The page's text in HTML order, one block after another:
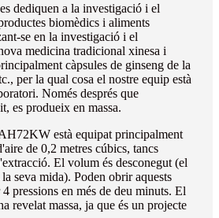
dediquen a la investigació i el
biomèdics i aliments
se en la investigació i el
medicina tradicional xinesa i
càpsules de ginseng de la
per la qual cosa el nostre equip està
Només després que
es produeix en massa.
està equipat principalment
de 0,2 metres cúbics, tancs
El volum és desconegut (el
seva mida). Poden obrir aquests
pressions en més de deu minuts. El
revelat massa, ja que és un projecte